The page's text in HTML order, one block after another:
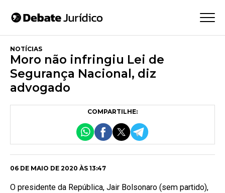
NOTÍCIAS
Moro não infringiu Lei de
Segurança Nacional, diz
advogado
COMPARTILHE:
06 DE MAIO DE 2020 ÀS 13:47
O presidente da República, Jair Bolsonaro (sem partido),